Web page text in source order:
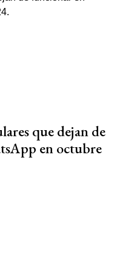
que dejan de
en octubre